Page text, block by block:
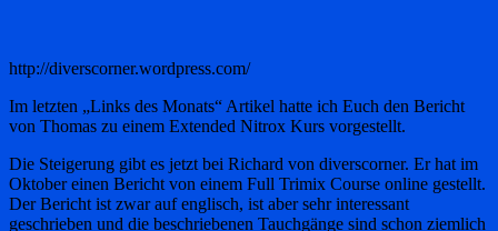
http://diverscorner.wordpress.com/
Im letzten „Links des Monats“ Artikel hatte ich Euch den Bericht
von Thomas zu einem Extended Nitrox Kurs vorgestellt.
Die Steigerung gibt es jetzt bei Richard von diverscorner. Er hat im
Oktober einen Bericht von einem Full Trimix Course online gestellt.
Der Bericht ist zwar auf englisch, ist aber sehr interessant
geschrieben und die beschriebenen Tauchgänge sind schon ziemlich